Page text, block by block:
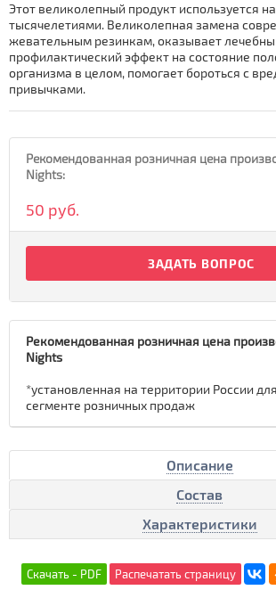
Этот великолепный продукт используется
тысячелетиями. Великолепная замена
жевательным резинкам, оказывает
профилактический эффект на состояние
организма в целом, помогает бороться с
привычками.
Рекомендованная розничная цена
Nights:
50 руб.
ЗАДАТЬ ВОПРОС
Рекомендованная розничная цена
Nights
*установленная на территории России
сегменте розничных продаж
Описание
Состав
Характеристики